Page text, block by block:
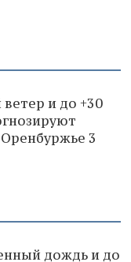
и до +30
3
дождь и до